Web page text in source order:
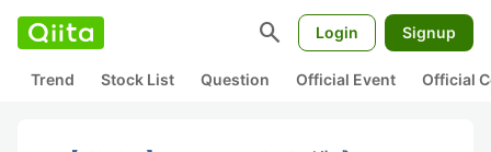
search Login Signup
Trend Stock List Question Official Event Official